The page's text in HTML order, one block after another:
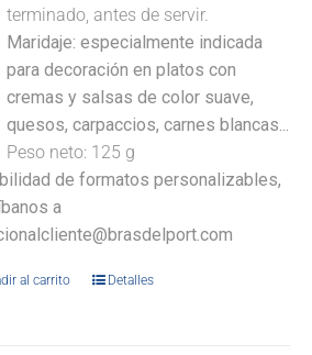
terminado, antes de servir.
Maridaje: especialmente indicada
para decoración en platos con
cremas y salsas de color suave,
quesos, carpaccios, carnes blancas...
Peso neto: 125 g
de formatos personalizables,
a
al carrito Detalles